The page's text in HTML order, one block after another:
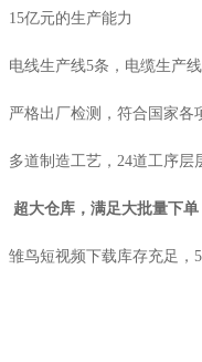
15亿元的生产能力
电线生产线5条，电缆生产线
严格出厂检测，符合国家各
多道制造工艺， 24道工序层
超大仓库，满足大批量下单
雏鸟短视频下载库存充足，